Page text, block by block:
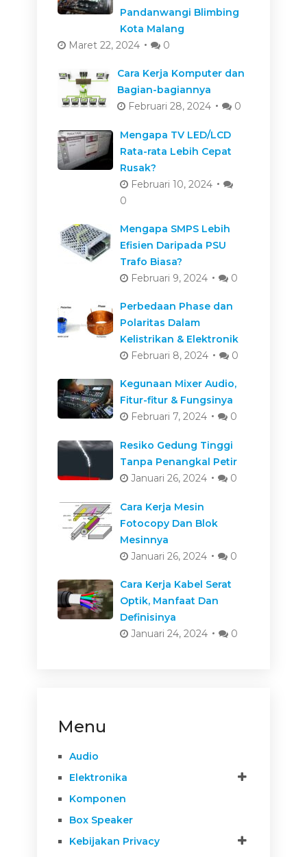
Pandanwangi Blimbing
Kota Malang
Maret 22, 2024
0
Cara Kerja Komputer dan
Bagian-bagiannya
Februari 28, 2024
0
Mengapa TV LED/LCD
Rata-rata Lebih Cepat
Rusak?
Februari 10, 2024
0
Mengapa SMPS Lebih
Efisien Daripada PSU
Trafo Biasa?
Februari 9, 2024
0
Perbedaan Phase dan
Polaritas Dalam
Kelistrikan & Elektronik
Februari 8, 2024
0
Kegunaan Mixer Audio,
Fitur-fitur & Fungsinya
Februari 7, 2024
0
Resiko Gedung Tinggi
Tanpa Penangkal Petir
Januari 26, 2024
0
Cara Kerja Mesin
Fotocopy Dan Blok
Mesinnya
Januari 26, 2024
0
Cara Kerja Kabel Serat
Optik, Manfaat Dan
Definisinya
Januari 24, 2024
0
Menu
Audio
Elektronika
Komponen
Box Speaker
Kebijakan Privacy